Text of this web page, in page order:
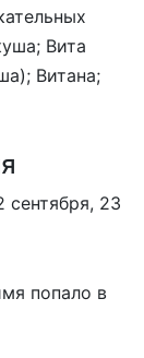
Вита
Витана;
сентября, 23
попало в